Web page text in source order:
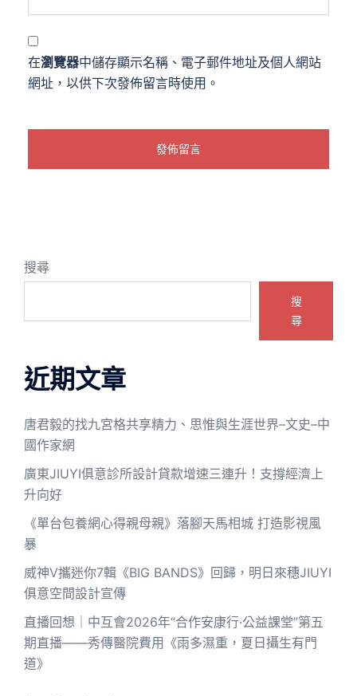
在瀏覽器中儲存顯示名稱、電子郵件地址及個人網站
網址，以供下次發佈留言時使用。
搜尋
搜
尋
近期文章
唐君毅的找九宮格共享精力、思惟與生涯世界–文史–中
國作家網
廣東JIUYI俱意診所設計貸款增速三連升！支撐經濟上
升向好
《單台包養網心得親母親》落腳天馬相城 打造影視風
暴
威神V攜迷你7輯《BIG BANDS》回歸，明日來穗JIUYI
俱意空間設計宣傳
直播回想｜中互會2026年“合作安康行·公益課堂”第五
期直播——秀傳醫院費用《雨多濕重，夏日攝生有門
道》